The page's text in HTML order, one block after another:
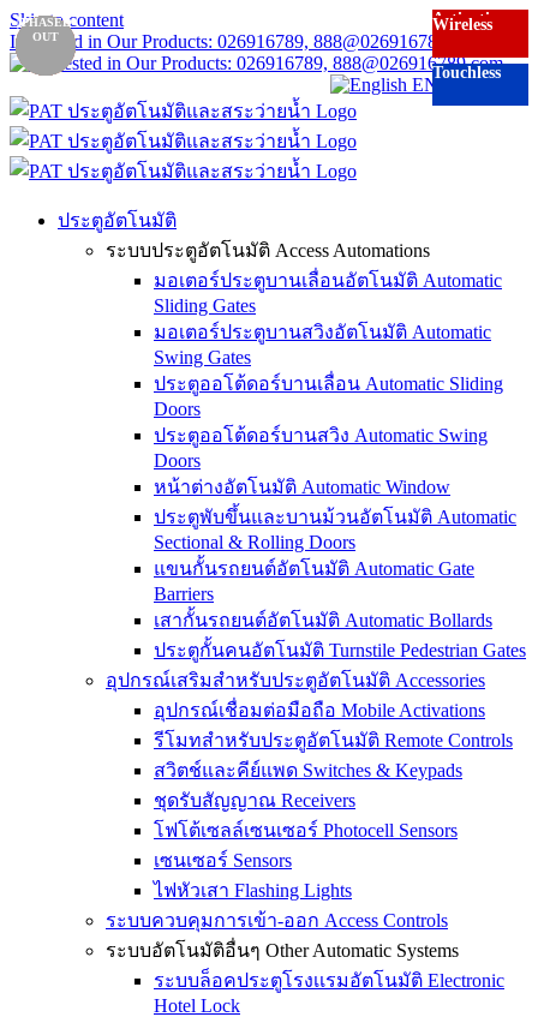
Skip to content
Interested in Our Products: 026916789, 888@026916789.com
EN
ประตูอัตโนมัติ
ระบบประตูอัตโนมัติ Access Automations
มอเตอร์ประตูบานเลื่อนอัตโนมัติ Automatic
Sliding Gates
มอเตอร์ประตูบานสวิงอัตโนมัติ Automatic
Swing Gates
ประตูออโต้ดอร์บานเลื่อน Automatic Sliding
Doors
ประตูออโต้ดอร์บานสวิง Automatic Swing
Doors
หน้าต่างอัตโนมัติ Automatic Window
ประตูพับขึ้นและบานม้วนอัตโนมัติ Automatic
Sectional & Rolling Doors
แขนกั้นรถยนต์อัตโนมัติ Automatic Gate
Barriers
เสากั้นรถยนต์อัตโนมัติ Automatic Bollards
ประตูกั้นคนอัตโนมัติ Turnstile Pedestrian Gates
อุปกรณ์เสริมสำหรับประตูอัตโนมัติ Accessories
อุปกรณ์เชื่อมต่อมือถือ Mobile Activations
รีโมทสำหรับประตูอัตโนมัติ Remote Controls
สวิตช์และคีย์แพด Switches & Keypads
ชุดรับสัญญาณ Receivers
โฟโต้เซลล์เซนเซอร์ Photocell Sensors
เซนเซอร์ Sensors
ไฟหัวเสา Flashing Lights
ระบบควบคุมการเข้า-ออก Access Controls
ระบบอัตโนมัติอื่นๆ Other Automatic Systems
ระบบล็อคประตูโรงเเรมอัตโนมัติ Electronic
Hotel Lock
Activation
Activation
Safety
Wireless
Touchless
Wireless
Touchless
Touchless
RECOM-
MENDED
NEW
PHASED
OUT
PHASED
OUT
TOF
Wireless
Touchless
Activation
Wireless
Touchless
PHASED
OUT
PHASED
OUT